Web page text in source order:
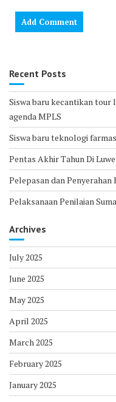
Recent Posts
Siswa baru kecantikan tour
agenda MPLS
Siswa baru teknologi
Pentas Akhir Tahun Di
Pelepasan dan Penyerahan
Pelaksanaan Penilaian
Archives
July 2025
June 2025
May 2025
April 2025
March 2025
February 2025
January 2025